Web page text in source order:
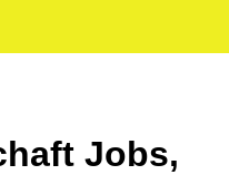
Jobs,